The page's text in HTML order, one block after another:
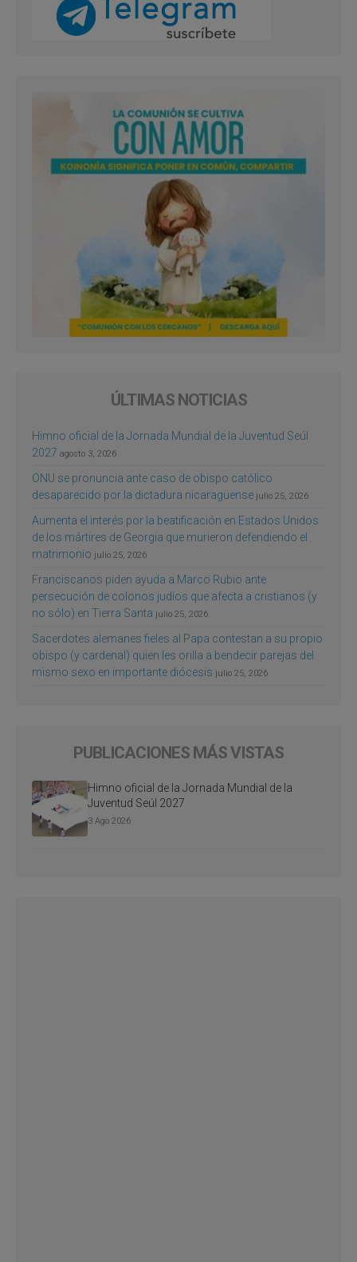
ÚLTIMAS NOTICIAS
Himno oficial de la Jornada Mundial de la Juventud Seúl
2027 agosto 3, 2026
ONU se pronuncia ante caso de obispo católico
desaparecido por la dictadura nicaragüense julio 25, 2026
Aumenta el interés por la beatificación en Estados Unidos
de los mártires de Georgia que murieron defendiendo el
matrimonio julio 25, 2026
Franciscanos piden ayuda a Marco Rubio ante
persecución de colonos judíos que afecta a cristianos (y
no sólo) en Tierra Santa julio 25, 2026
Sacerdotes alemanes fieles al Papa contestan a su propio
obispo (y cardenal) quien les orilla a bendecir parejas del
mismo sexo en importante diócesis julio 25, 2026
PUBLICACIONES MÁS VISTAS
Himno oficial de la Jornada Mundial de la
Juventud Seúl 2027
3 Ago 2026